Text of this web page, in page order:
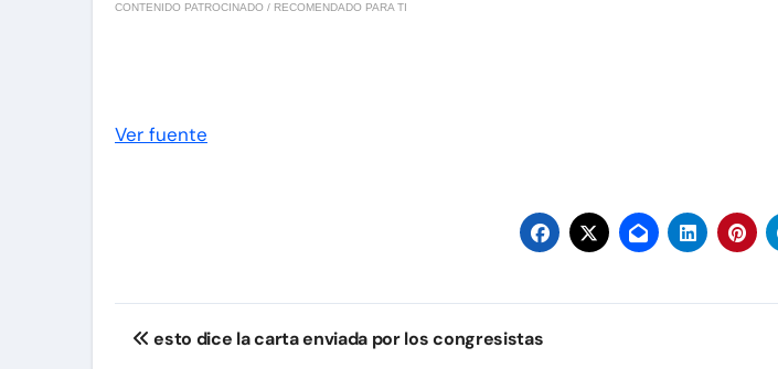
CONTENIDO PATROCINADO / RECOMENDADO PARA TI
Ver fuente
Navegación
esto dice la carta enviada por los congresistas